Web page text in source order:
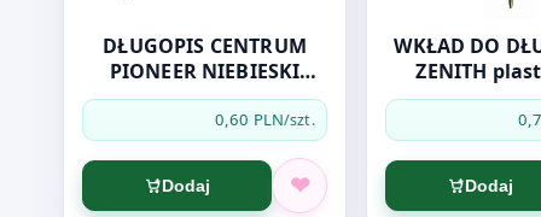
DŁUGOPIS CENTRUM
PIONEER NIEBIESKI
80085
0,60 PLN/szt.
Dodaj
WKŁAD DO
ZENITH
Dodaj